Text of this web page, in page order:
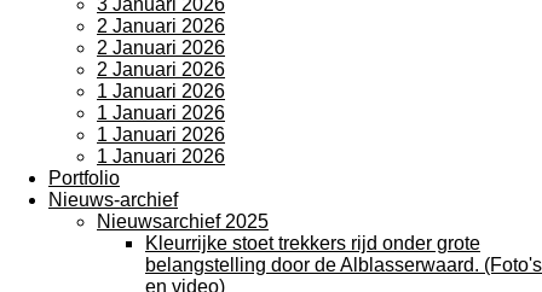
3 Januari 2026
2 Januari 2026
2 Januari 2026
2 Januari 2026
1 Januari 2026
1 Januari 2026
1 Januari 2026
1 Januari 2026
Portfolio
Nieuws-archief
Nieuwsarchief 2025
Kleurrijke stoet trekkers rijd onder grote
belangstelling door de Alblasserwaard. (Foto's
en video)